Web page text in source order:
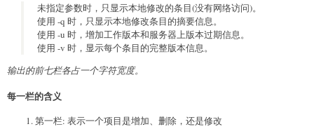
未指定参数时，只显示本地修改的条目(没有网络访问)。
使用 -q 时，只显示本地修改条目的摘要信息。
使用 -u 时，增加工作版本和服务器上版本过期信息。
使用 -v 时，显示每个条目的完整版本信息。
输出的前七栏各占一个字符宽度。
每一栏的含义
第一栏: 表示一个项目是增加、删除，还是修改